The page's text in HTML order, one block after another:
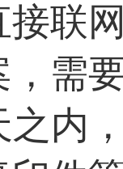
接联
需
之内